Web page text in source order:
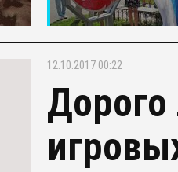
12.10.2017 00:22